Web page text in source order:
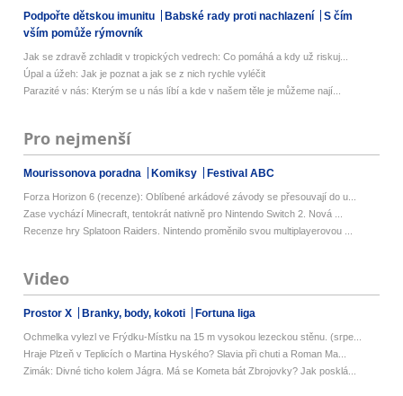
Podpořte dětskou imunitu Babské rady proti nachlazení
S čím
vším pomůže rýmovník
Jak se zdravě zchladit v tropických vedrech: Co pomáhá a kdy už riskuj...
Úpal a úžeh: Jak je poznat a jak se z nich rychle vyléčit
Parazité v nás: Kterým se u nás líbí a kde v našem těle je můžeme nají...
Pro nejmenší
Mourissonova poradna Komiksy Festival ABC
Forza Horizon 6 (recenze): Oblíbené arkádové závody se přesouvají do u...
Zase vychází Minecraft, tentokrát nativně pro Nintendo Switch 2. Nová ...
Recenze hry Splatoon Raiders. Nintendo proměnilo svou multiplayerovou ...
Video
Prostor X Branky, body, kokoti Fortuna liga
Ochmelka vylezl ve Frýdku-Místku na 15 m vysokou lezeckou stěnu. (srpe...
Hraje Plzeň v Teplicích o Martina Hyského? Slavia při chuti a Roman Ma...
Zimák: Divné ticho kolem Jágra. Má se Kometa bát Zbrojovky? Jak posklá...